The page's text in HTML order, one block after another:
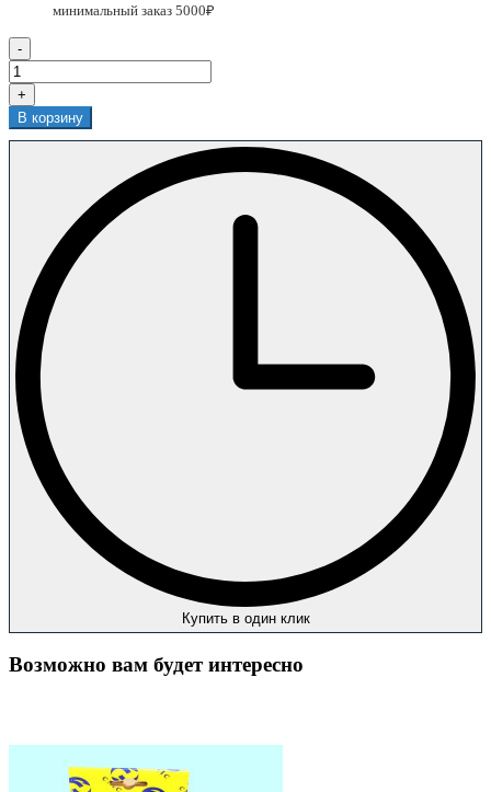
-
+
В корзину
Купить в один клик
Возможно вам будет интересно